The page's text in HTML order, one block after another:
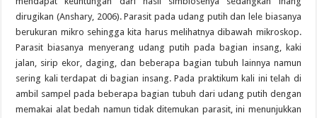
dirugikan (Anshary, 2006). Parasit pada udang putih dan lele biasanya
berukuran mikro sehingga kita harus melihatnya dibawah mikroskop.
Parasit biasanya menyerang udang putih pada bagian insang, kaki
jalan, sirip ekor, daging, dan beberapa bagian tubuh lainnya namun
sering kali terdapat di bagian insang. Pada praktikum kali ini telah di
ambil sampel pada beberapa bagian tubuh dari udang putih dengan
memakai alat bedah namun tidak ditemukan parasit, ini menunjukkan